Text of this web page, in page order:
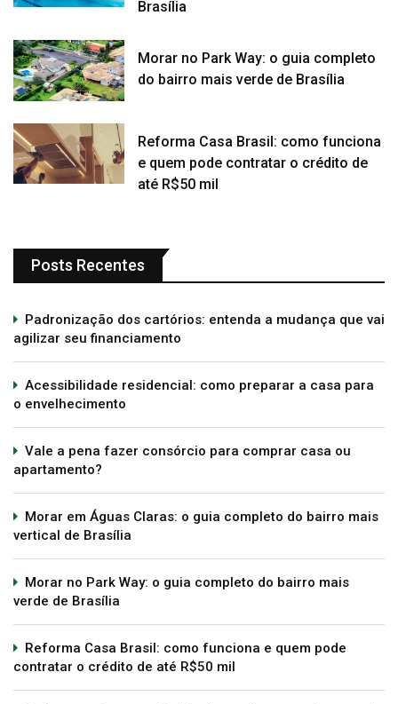
Brasília
Morar no Park Way: o guia completo
do bairro mais verde de Brasília
Reforma Casa Brasil: como funciona
e quem pode contratar o crédito de
até R$50 mil
Posts Recentes
Padronização dos cartórios: entenda a mudança que vai
agilizar seu financiamento
Acessibilidade residencial: como preparar a casa para
o envelhecimento
Vale a pena fazer consórcio para comprar casa ou
apartamento?
Morar em Águas Claras: o guia completo do bairro mais
vertical de Brasília
Morar no Park Way: o guia completo do bairro mais
verde de Brasília
Reforma Casa Brasil: como funciona e quem pode
contratar o crédito de até R$50 mil